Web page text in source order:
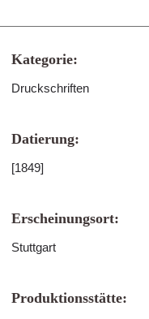
Kategorie:
Druckschriften
Datierung:
[1849]
Erscheinungsort:
Stuttgart
Produktionsstätte: